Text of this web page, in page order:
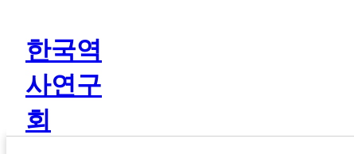
한국역
사연구
회